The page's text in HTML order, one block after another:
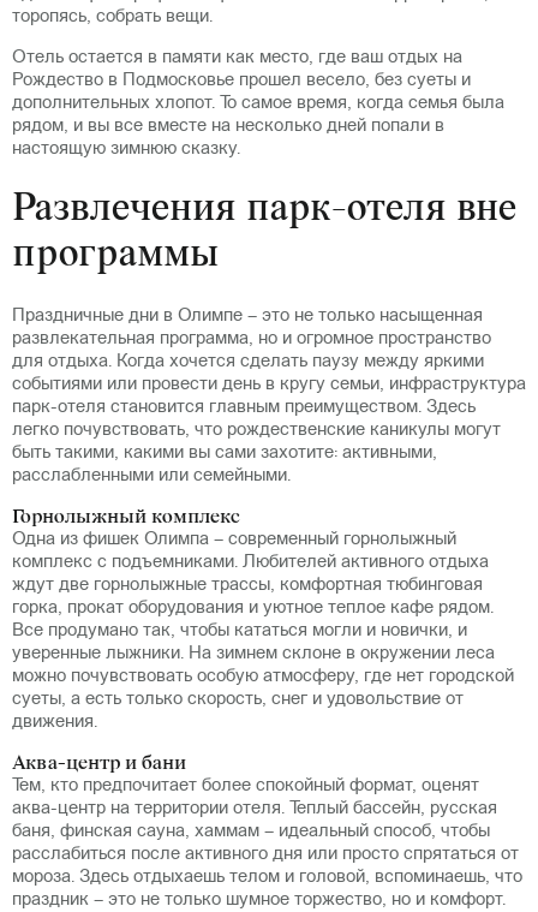
торопясь, собрать вещи.
Отель остается в памяти как место, где ваш отдых на
Рождество в Подмосковье прошел весело, без суеты и
дополнительных хлопот. То самое время, когда семья была
рядом, и вы все вместе на несколько дней попали в
настоящую зимнюю сказку.
Развлечения парк-отеля вне
программы
Праздничные дни в Олимпе – это не только насыщенная
развлекательная программа, но и огромное пространство
для отдыха. Когда хочется сделать паузу между яркими
событиями или провести день в кругу семьи, инфраструктура
парк-отеля становится главным преимуществом. Здесь
легко почувствовать, что рождественские каникулы могут
быть такими, какими вы сами захотите: активными,
расслабленными или семейными.
Горнолыжный комплекс
Одна из фишек Олимпа – современный горнолыжный
комплекс с подъемниками. Любителей активного отдыха
ждут две горнолыжные трассы, комфортная тюбинговая
горка, прокат оборудования и уютное теплое кафе рядом.
Все продумано так, чтобы кататься могли и новички, и
уверенные лыжники. На зимнем склоне в окружении леса
можно почувствовать особую атмосферу, где нет городской
суеты, а есть только скорость, снег и удовольствие от
движения.
Аква-центр и бани
Тем, кто предпочитает более спокойный формат, оценят
аква-центр на территории отеля. Теплый бассейн, русская
баня, финская сауна, хаммам – идеальный способ, чтобы
расслабиться после активного дня или просто спрятаться от
мороза. Здесь отдыхаешь телом и головой, вспоминаешь, что
праздник – это не только шумное торжество, но и комфорт.